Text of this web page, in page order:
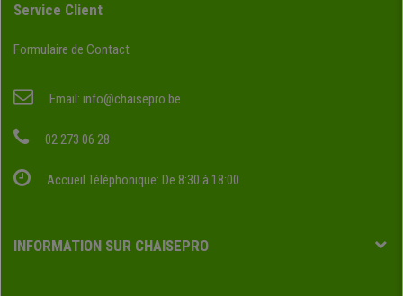
Service Client
Formulaire de Contact
Email: info@chaisepro.be
02 273 06 28
Accueil Téléphonique: De 8:30 à 18:00
INFORMATION SUR CHAISEPRO